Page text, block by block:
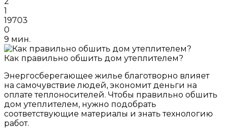
1
19703
0
9 мин.
Как правильно обшить дом утеплителем?
Энергосберегающее жилье благотворно влияет
на самочувствие людей, экономит деньги на
оплате теплоносителей. Чтобы правильно обшить
дом утеплителем, нужно подобрать
соответствующие материалы и знать технологию
работ.